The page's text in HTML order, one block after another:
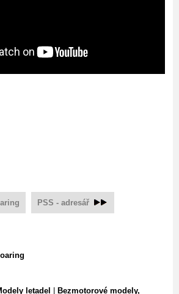
PSS - adresář
letadel Bezmotorové modely,